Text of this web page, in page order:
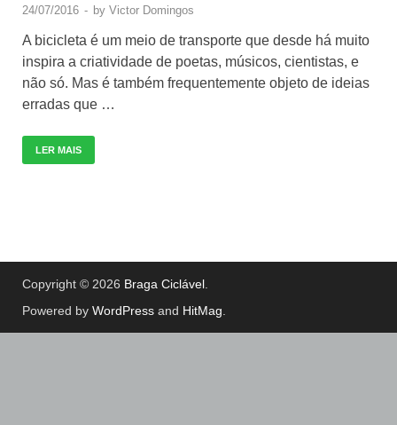
24/07/2016 - by Victor Domingos
A bicicleta é um meio de transporte que desde há muito
inspira a criatividade de poetas, músicos, cientistas, e
não só. Mas é também frequentemente objeto de ideias
erradas que …
LER MAIS
Copyright © 2026 Braga Ciclável
Powered by WordPress and HitMag